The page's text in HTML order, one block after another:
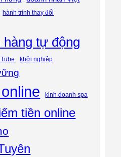
hành trình thay đổi
hàng tự động
khởi nghiệp
kinh doanh spa
tiền online